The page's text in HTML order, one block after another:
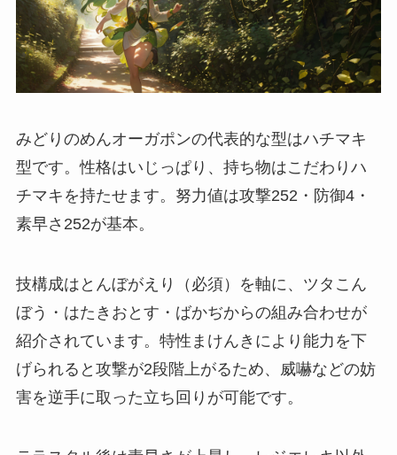
みどりのめんオーガポンの代表的な型はハチマキ
型です。性格はいじっぱり、持ち物はこだわりハ
チマキを持たせます。努力値は攻撃252・防御4・
素早さ252が基本。
技構成はとんぼがえり（必須）を軸に、ツタこん
ぼう・はたきおとす・ばかぢからの組み合わせが
紹介されています。特性まけんきにより能力を下
げられると攻撃が2段階上がるため、威嚇などの妨
害を逆手に取った立ち回りが可能です。